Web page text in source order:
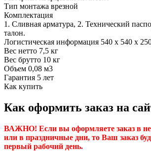
Тип монтажа врезной
Комплектация
1. Сливная арматура, 2. Технический
талон.
Логистическая информация 540 х 540 х
Вес нетто 7,5 кг
Вес брутто 10 кг
Объем 0,08 м3
Гарантия 5 лет
Как купить
Как оформить заказ на
ВАЖНО! Если вы оформляете заказ в
или в праздничные дни, то Ваш заказ
первый рабочий день.